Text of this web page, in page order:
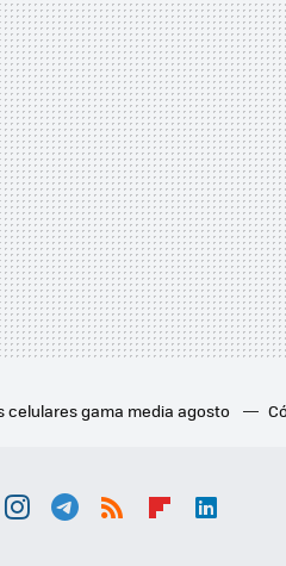
celulares gama media agosto